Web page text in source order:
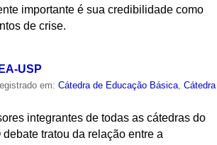
importante é sua credibilidade como
de crise.
USP
em:Cátedra de Educação Básica,Cátedra
integrantes de todas as cátedras do
tratou da relação entre a